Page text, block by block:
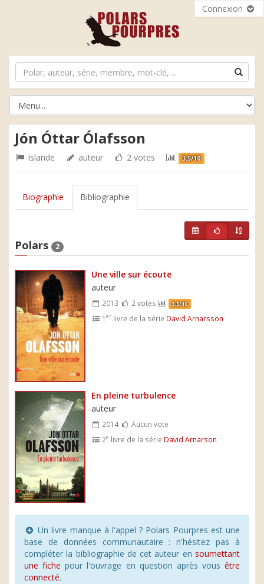
Connexion
Jón Óttar Ólafsson
Islande auteur 2 votes 3.5/10
Biographie Bibliographie
Polars 2
Une ville sur écoute
auteur
2013 2 votes 3.5/10
1er livre de la série David Arnarsson
En pleine turbulence
auteur
2014
Aucun vote
2e livre de la série David Arnarson
Un livre manque à l'appel ? Polars Pourpres est une
base de données communautaire : n'hésitez pas à
compléter la bibliographie de cet auteur en soumettant
une fiche pour l'ouvrage en question après vous être
connecté.